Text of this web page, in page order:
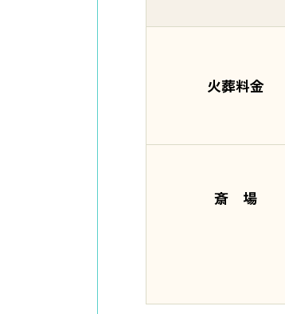
火葬料金
斎 場